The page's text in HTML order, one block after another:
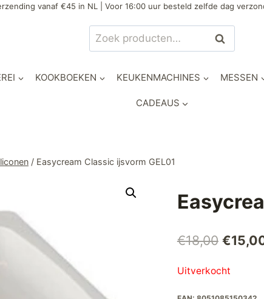
vanaf €45 in NL | Voor 16:00 uur besteld zelfde dag
Zoeken
naar:
Zoeken
KOOKBOEKEN KEUKENMACHINES MESSEN
CADEAUS
/ Easycream Classic ijsvorm GEL01
€18,00 €
Uitverkocht